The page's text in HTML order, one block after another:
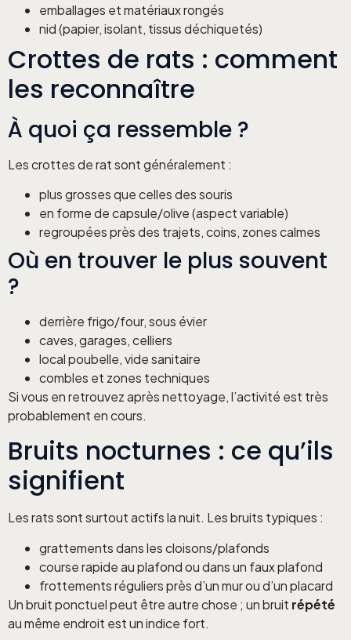
emballages et matériaux rongés
nid (papier, isolant, tissus déchiquetés)
Crottes de rats : comment
les reconnaître
À quoi ça ressemble ?
Les crottes de rat sont généralement :
plus grosses que celles des souris
en forme de capsule/olive (aspect variable)
regroupées près des trajets, coins, zones calmes
Où en trouver le plus souvent
?
derrière frigo/four, sous évier
caves, garages, celliers
local poubelle, vide sanitaire
combles et zones techniques
Si vous en retrouvez après nettoyage, l’activité est très
probablement en cours.
Bruits nocturnes : ce qu’ils
signifient
Les rats sont surtout actifs la nuit. Les bruits typiques :
grattements dans les cloisons/plafonds
course rapide au plafond ou dans un faux plafond
frottements réguliers près d’un mur ou d’un placard
Un bruit ponctuel peut être autre chose ; un bruit répété
au même endroit est un indice fort.